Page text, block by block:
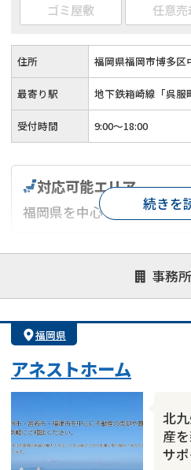
ゴミ屋敷
任意売
住所 福岡県福岡市博多区
最寄り駅 地下鉄箱崎線「呉服
受付時間 9:00～18:00
事務
対応可能エリア
福岡県を中心とするエリア
対応が親身 オンライン
1億円以上
続きを
福岡県
アネストホーム
北
産
サポ